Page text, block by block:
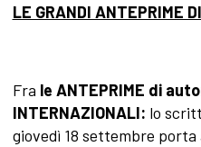
LE GRANDI ANTEPRIME
Fra le ANTEPRIME di
INTERNAZIONALI: lo
giovedì 18 settembre porta